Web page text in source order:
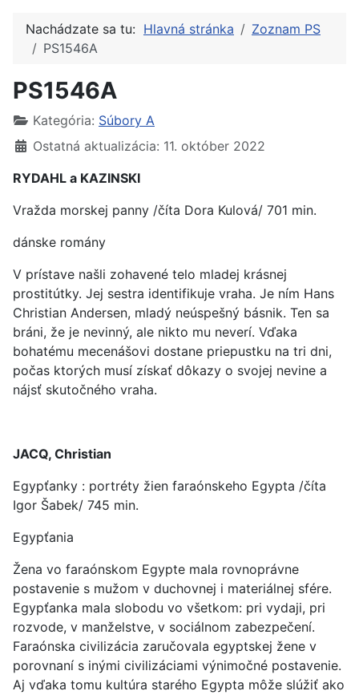
Nachádzate sa tu: Hlavná stránka
Zoznam PS
PS1546A
PS1546A
Kategória: Súbory A
Ostatná aktualizácia: 11. október 2022
RYDAHL a KAZINSKI
Vražda morskej panny /číta Dora Kulová/ 701 min.
dánske romány
V prístave našli zohavené telo mladej krásnej
prostitútky. Jej sestra identifikuje vraha. Je ním Hans
Christian Andersen, mladý neúspešný básnik. Ten sa
bráni, že je nevinný, ale nikto mu neverí. Vďaka
bohatému mecenášovi dostane priepustku na tri dni,
počas ktorých musí získať dôkazy o svojej nevine a
nájsť skutočného vraha.
JACQ, Christian
Egypťanky : portréty žien faraónskeho Egypta /číta
Igor Šabek/ 745 min.
Egypťania
Žena vo faraónskom Egypte mala rovnoprávne
postavenie s mužom v duchovnej i materiálnej sfére.
Egypťanka mala slobodu vo všetkom: pri vydaji, pri
rozvode, v manželstve, v sociálnom zabezpečení.
Faraónska civilizácia zaručovala egyptskej žene v
porovnaní s inými civilizáciami výnimočné postavenie.
Aj vďaka tomu kultúra starého Egypta môže slúžiť ako